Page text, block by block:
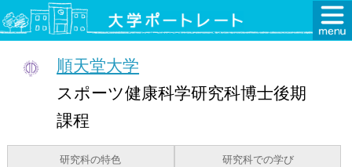
順天堂大学
スポーツ健康科学研究科博士後期
課程
研究科の特色 研究科での学び